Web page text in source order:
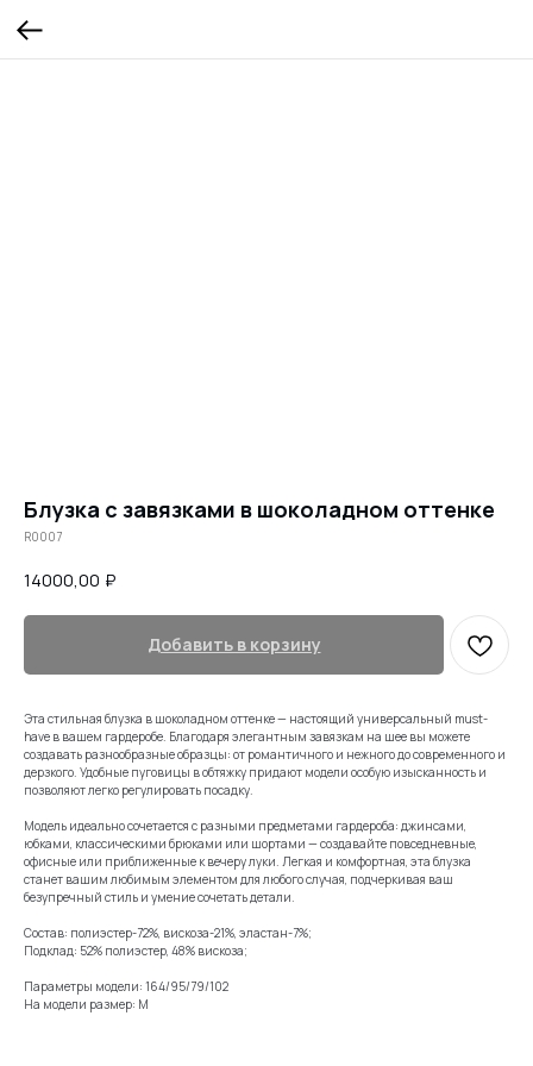
Блузка с завязками в шоколадном оттенке
R0007
14000,00 ₽
Добавить в корзину
Эта стильная блузка в шоколадном оттенке — настоящий универсальный must-
have в вашем гардеробе. Благодаря элегантным завязкам на шее вы можете
создавать разнообразные образцы: от романтичного и нежного до современного и
дерзкого. Удобные пуговицы в обтяжку придают модели особую изысканность и
позволяют легко регулировать посадку.
Модель идеально сочетается с разными предметами гардероба: джинсами,
юбками, классическими брюками или шортами — создавайте повседневные,
офисные или приближенные к вечеру луки. Легкая и комфортная, эта блузка
станет вашим любимым элементом для любого случая, подчеркивая ваш
безупречный стиль и умение сочетать детали.
Состав: полиэстер-72%, вискоза-21%, эластан-7%;
Подклад: 52% полиэстер, 48% вискоза;
Параметры модели: 164/95/79/102
На модели размер: М